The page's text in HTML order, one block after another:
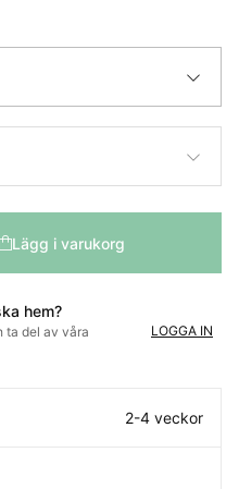
Lägg i varukorg
hem?
ta del av våra
LOGGA IN
2-4 veckor